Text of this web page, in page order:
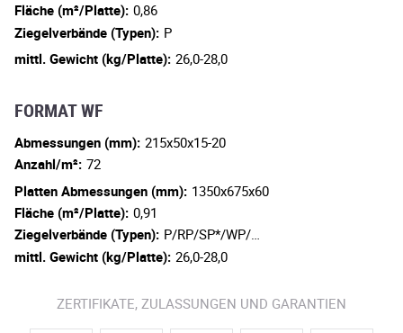
Fläche (m²/Platte): 0,86
Ziegelverbände (Typen): P
mittl. Gewicht (kg/Platte): 26,0-28,0
FORMAT WF
Abmessungen (mm): 215x50x15-20
Anzahl/m²: 72
Platten Abmessungen (mm): 1350x675x60
Fläche (m²/Platte): 0,91
Ziegelverbände (Typen): P/RP/SP*/WP/…
mittl. Gewicht (kg/Platte): 26,0-28,0
ZERTIFIKATE, ZULASSUNGEN UND GARANTIEN